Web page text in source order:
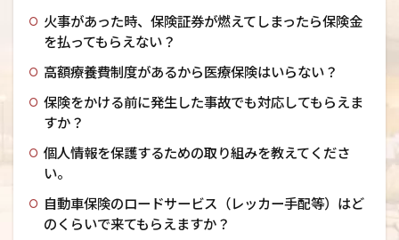
火事があった時、保険証券が燃えてしまったら保険金
を払ってもらえない？
高額療養費制度があるから医療保険はいらない？
保険をかける前に発生した事故でも対応してもらえま
すか？
個人情報を保護するための取り組みを教えてくださ
い。
自動車保険のロードサービス（レッカー手配等）はど
のくらいで来てもらえますか？